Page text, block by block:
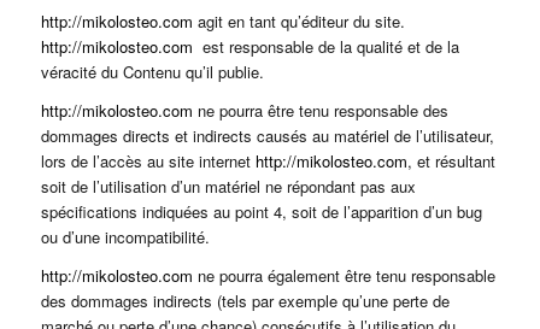
http://mikolosteo.com agit en tant qu’éditeur du site.
http://mikolosteo.com est responsable de la qualité et de la
véracité du Contenu qu’il publie.
http://mikolosteo.com ne pourra être tenu responsable des
dommages directs et indirects causés au matériel de l’utilisateur,
lors de l’accès au site internet http://mikolosteo.com, et résultant
soit de l’utilisation d’un matériel ne répondant pas aux
spécifications indiquées au point 4, soit de l’apparition d’un bug
ou d’une incompatibilité.
http://mikolosteo.com ne pourra également être tenu responsable
des dommages indirects (tels par exemple qu’une perte de